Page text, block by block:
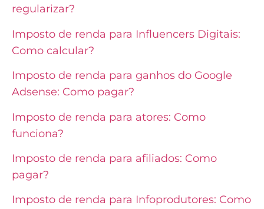
regularizar?
Imposto de renda para Influencers Digitais:
Como calcular?
Imposto de renda para ganhos do Google
Adsense: Como pagar?
Imposto de renda para atores: Como
funciona?
Imposto de renda para afiliados: Como
pagar?
Imposto de renda para Infoprodutores: Como